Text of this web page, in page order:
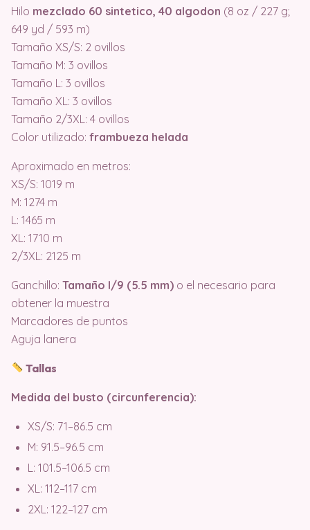
Hilo mezclado 60 sintetico, 40 algodon (8 oz / 227 g;
649 yd / 593 m)
Tamaño XS/S: 2 ovillos
Tamaño M: 3 ovillos
Tamaño L: 3 ovillos
Tamaño XL: 3 ovillos
Tamaño 2/3XL: 4 ovillos
Color utilizado: frambueza helada
Aproximado en metros:
XS/S: 1019 m
M: 1274 m
L: 1465 m
XL: 1710 m
2/3XL: 2125 m
Ganchillo: Tamaño I/9 (5.5 mm) o el necesario para
obtener la muestra
Marcadores de puntos
Aguja lanera
Tallas
Medida del busto (circunferencia):
XS/S: 71–86.5 cm
M: 91.5–96.5 cm
L: 101.5–106.5 cm
XL: 112–117 cm
2XL: 122–127 cm